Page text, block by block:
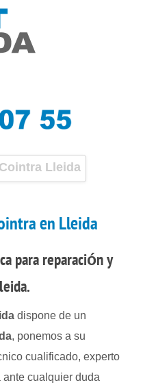
Lleida
en Lleida
para reparacióny
dispone de un
, ponemos a su
cualificado, experto
cualquier duda